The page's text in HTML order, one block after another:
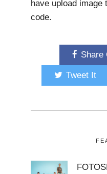
have upload
code.
Share
Tweet It